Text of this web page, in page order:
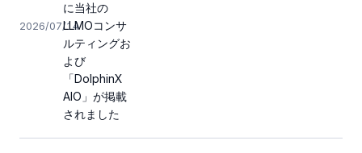
2026/07/14
に当社の
LLMOコンサ
ルティングお
よび
「DolphinX
AIO」が掲載
されました